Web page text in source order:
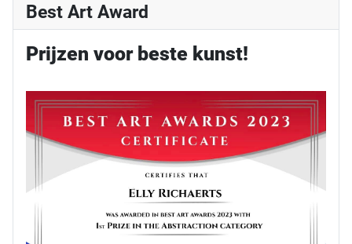
Best Art Award
Prijzen voor beste kunst!